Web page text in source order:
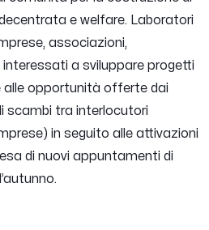
e welfare. Laboratori
associazioni,
a sviluppare progetti
alle opportunità offerte dai
scambi tra interlocutori
in seguito alle attivazioni
di nuovi appuntamenti di